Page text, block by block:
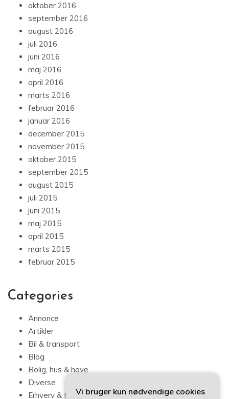
oktober 2016
september 2016
august 2016
juli 2016
juni 2016
maj 2016
april 2016
marts 2016
februar 2016
januar 2016
december 2015
november 2015
oktober 2015
september 2015
august 2015
juli 2015
juni 2015
maj 2015
april 2015
marts 2015
februar 2015
Categories
Annonce
Artikler
Bil & transport
Blog
Bolig, hus & have
Diverse
Erhverv & forbrugVi bruger kun nødvendige cookies